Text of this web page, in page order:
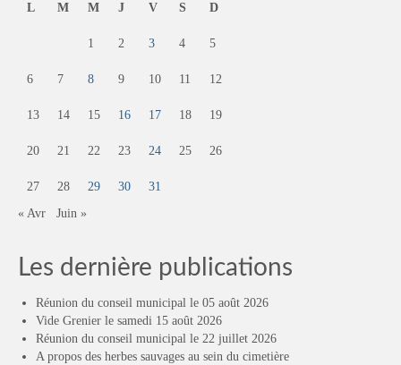
L
M M J V S D
1 2 3 4 5
6 7 8 9 10 11 12
13 14 15 16 17 18 19
20 21 22 23 24 25 26
27 28 29 30
31
« Avr
Juin »
Les dernière publications
Réunion du conseil municipal le 05 août 2026
Vide Grenier le samedi 15 août 2026
Réunion du conseil municipal le 22 juillet 2026
A propos des herbes sauvages au sein du cimetière